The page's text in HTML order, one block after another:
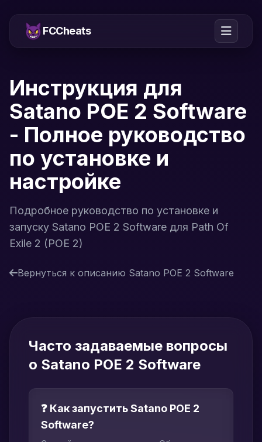
FCCheats
Инструкция для
Satano POE 2 Software
- Полное руководство
по установке и
настройке
Подробное руководство по установке и
запуску Satano POE 2 Software для Path Of
Exile 2 (POE 2)
Вернуться к описанию Satano POE 2 Software
Часто задаваемые вопросы
о Satano POE 2 Software
❓ Как запустить Satano POE 2
Software?